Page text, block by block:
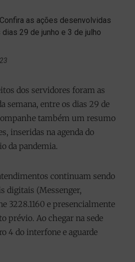
dos servidores foram as
semana, entre os dias 29 de
também um resumo
inseridas na agenda do
da pandemia.
continuam sendo
digitais (Messenger,
3228.1160 e presencialmente
prévio. Ao chegar na sede
4 do interfone e aguarde